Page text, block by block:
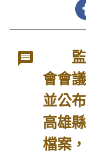
監
會會
並公
高雄
檔案